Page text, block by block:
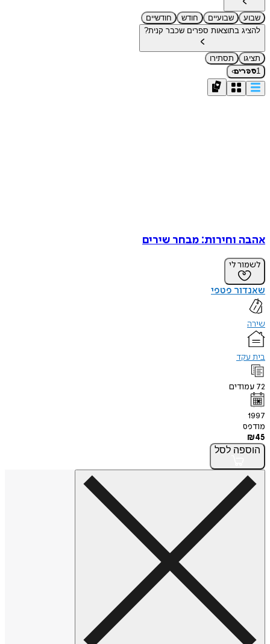
שבוע שבועיים חודש
חודשיים
להציג בתוצאות ספרים שכבר קנית?
תציגו
תסתירו
1ספרים›
אהבה וחירות: מבחר שירים
לשמור לי
שאנדור פטפי
שירה
בית עקד
72 עמודים
1997
מודפס
₪45
הוספה לסל